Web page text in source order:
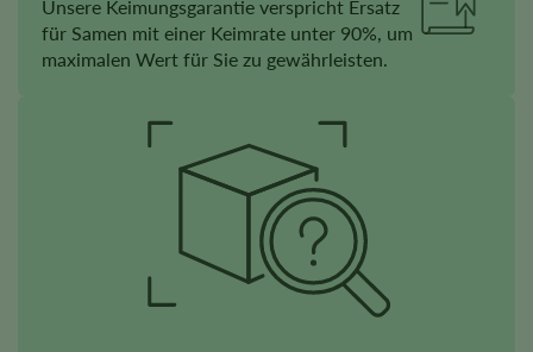
Unsere Keimungsgarantie verspricht Ersatz
für Samen mit einer Keimrate unter 90%, um
maximalen Wert für Sie zu gewährleisten.